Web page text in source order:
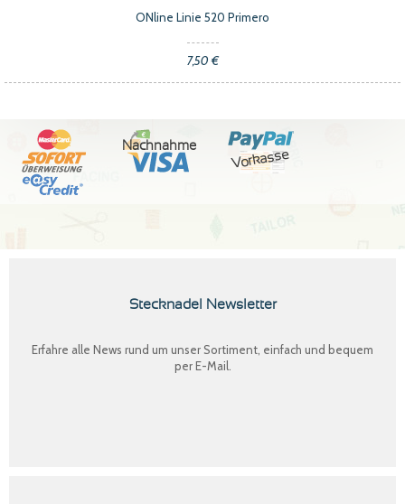
ONline Linie 520 Primero
7,50 €
Nachnahme
Vorkasse
Stecknadel Newsletter
Erfahre alle News rund um unser Sortiment, einfach und bequem
per E-Mail.